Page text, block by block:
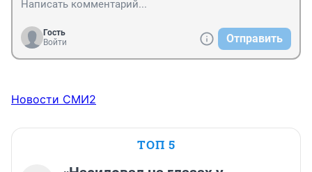
Гость
Войти
Отправить
Новости СМИ2
ТОП 5